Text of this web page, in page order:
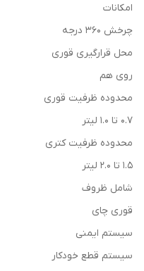
امکانات
چرخش ۳۶۰ درجه
محل قرارگیری قوری
روی هم
محدوده ظرفیت قوری
0.7 تا 1.0 لیتر
محدوده ظرفیت کتری
1.5 تا 2.0 لیتر
شامل ظروف
قوری چای
سیستم ایمنی
سیستم قطع خودکار